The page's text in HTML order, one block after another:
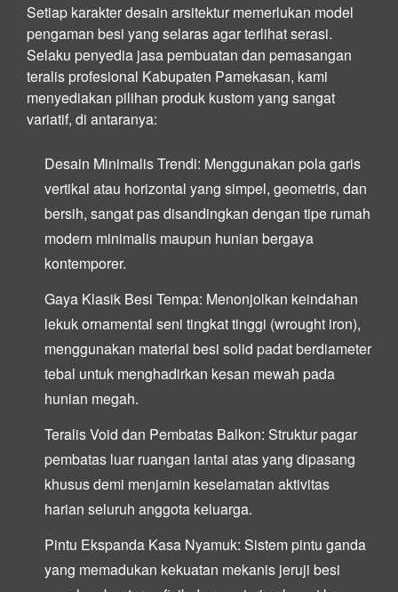
Setiap karakter desain arsitektur memerlukan model
pengaman besi yang selaras agar terlihat serasi.
Selaku penyedia jasa pembuatan dan pemasangan
teralis profesional Kabupaten Pamekasan, kami
menyediakan pilihan produk kustom yang sangat
variatif, di antaranya:
Desain Minimalis Trendi: Menggunakan pola garis
vertikal atau horizontal yang simpel, geometris, dan
bersih, sangat pas disandingkan dengan tipe rumah
modern minimalis maupun hunian bergaya
kontemporer.
Gaya Klasik Besi Tempa: Menonjolkan keindahan
lekuk ornamental seni tingkat tinggi (wrought iron),
menggunakan material besi solid padat berdiameter
tebal untuk menghadirkan kesan mewah pada
hunian megah.
Teralis Void dan Pembatas Balkon: Struktur pagar
pembatas luar ruangan lantai atas yang dipasang
khusus demi menjamin keselamatan aktivitas
harian seluruh anggota keluarga.
Pintu Ekspanda Kasa Nyamuk: Sistem pintu ganda
yang memadukan kekuatan mekanis jeruji besi